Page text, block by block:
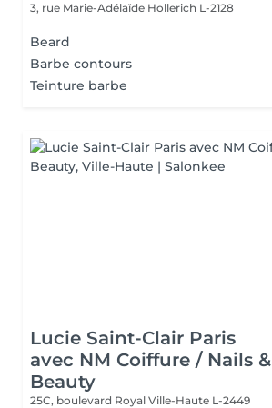
3, rue Marie-Adélaïde Hollerich L-2128
Beard
Barbe contours
Teinture barbe
Lucie Saint-Clair Paris
avec NM Coiffure / Nails &
Beauty
25C, boulevard Royal Ville-Haute L-2449